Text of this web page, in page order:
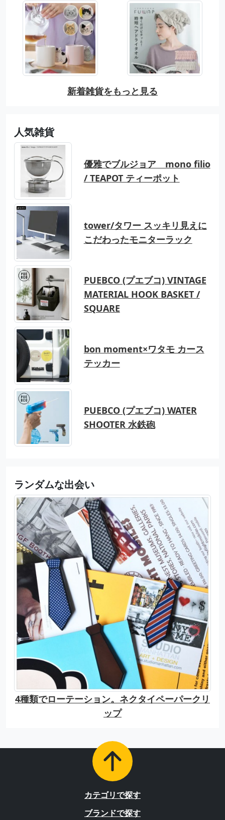
新着雑貨をもっと見る
人気雑貨
優雅でブルジョア mono filio
/ TEAPOT ティーポット
tower/タワー スッキリ見えに
こだわったモニターラック
PUEBCO (プエブコ) VINTAGE
MATERIAL HOOK BASKET /
SQUARE
bon moment×ワタモ カース
テッカー
PUEBCO (プエブコ) WATER
SHOOTER 水鉄砲
ランダムな出会い
4種類でローテーション。ネクタイペーパークリ
ップ
カテゴリで探す
ブランドで探す